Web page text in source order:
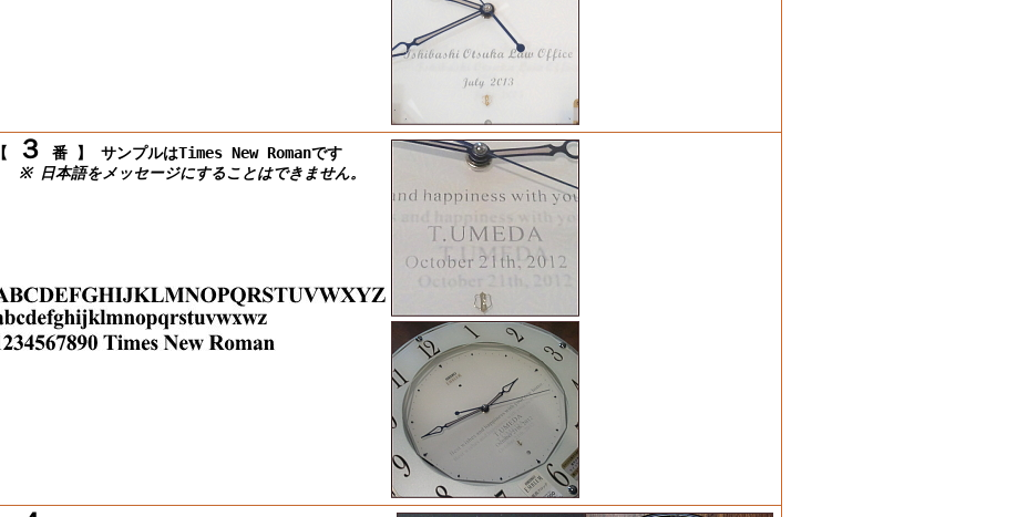
【 ３ 番 】
サンプルはTimes New Romanです
※ 日本語をメッセージにすることはできません。